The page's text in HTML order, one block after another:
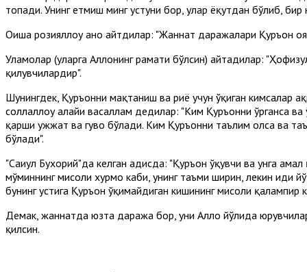
топади. Унинг етмиш минг устуни бор, улар ёқутдан бўлиб,
Оиша розияллоҳу анҳо айтдилар: "Жаннат даражалари Қуръон
Уламолар (уларга Аллоҳнинг раҳмати бўлсин) айтадилар:
қилувчилардир".
Шунингдек, Қуръонни мақтаниш ва риё учун ўқиган кимсалар
соллаллоҳу алайҳи васаллам дедилар: "Ким Қуръонни ўрганса
қарши ҳужжат ва гувоҳ бўлади. Ким Қуръонни таълим олса ва
бўлади".
"Саҳиҳул Бухорий"да келган ҳадисда: "Қуръон ўқувчи ва унга
мўминнинг мисоли хурмо каби, унинг таъми ширин, лекин ҳиди
бунинг устига Қуръон ўқимайдиган кишининг мисоли қалампир
Демак, жаннатда юзта даража бор, уни Аллоҳ йўлида
қилсин.